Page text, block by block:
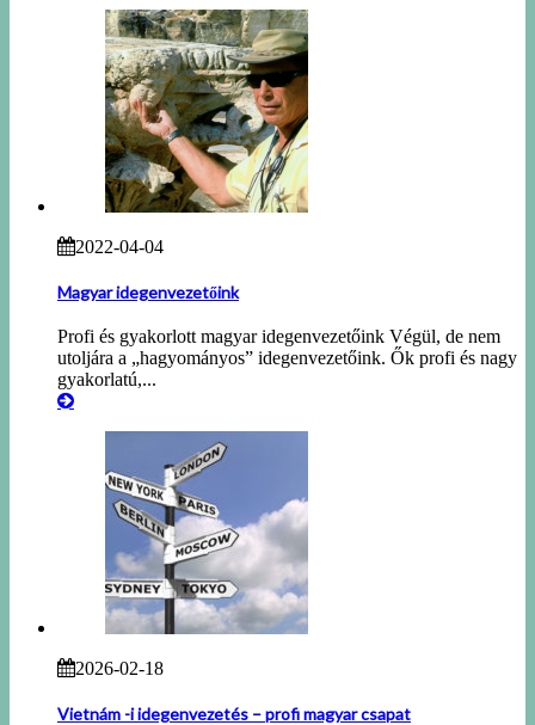
2022-04-04
Magyar idegenvezetőink
Profi és gyakorlott magyar idegenvezetőink Végül, de nem
utoljára a „hagyományos” idegenvezetőink. Ők profi és nagy
gyakorlatú,...
2026-02-18
Vietnám -i idegenvezetés – profi magyar csapat